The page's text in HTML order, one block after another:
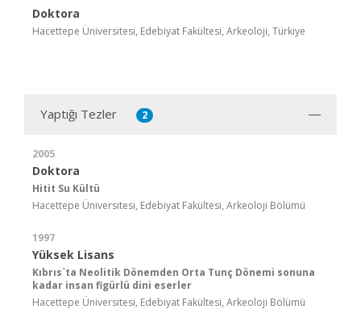
Doktora
Hacettepe Üniversitesi, Edebiyat Fakültesi, Arkeoloji, Türkiye
Yaptığı Tezler 2
2005
Doktora
Hitit Su Kültü
Hacettepe Üniversitesi, Edebiyat Fakültesi, Arkeoloji Bölümü
1997
Yüksek Lisans
Kıbrıs`ta Neolitik Dönemden Orta Tunç Dönemi sonuna
kadar insan figürlü dini eserler
Hacettepe Üniversitesi, Edebiyat Fakültesi, Arkeoloji Bölümü